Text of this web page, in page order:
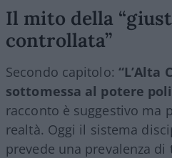
Il mito della
controllata”
Secondo capitolo: “L’Alta
sottomessa al potere
racconto è suggestivo ma
realtà. Oggi il sistema
prevede una prevalenza